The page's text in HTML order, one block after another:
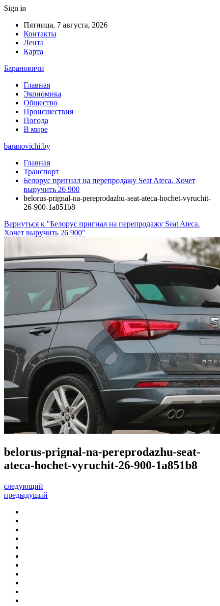
Sign in
Пятница, 7 августа, 2026
Контакты
Лента
Карта
Барановичи
Главная
Экономика
Общество
Происшествия
Погода
В мире
baranovichi.by
Главная
Транспорт
Белорус пригнал на перепродажу Seat Ateca. Хочет
выручить 26 900
belorus-prignal-na-pereprodazhu-seat-ateca-hochet-vyruchit-
26-900-1a851b8
Вернуться к "Белорус пригнал на перепродажу Seat Ateca.
Хочет выручить 26 900"
belorus-prignal-na-pereprodazhu-seat-
ateca-hochet-vyruchit-26-900-1a851b8
следующий
предыдущий